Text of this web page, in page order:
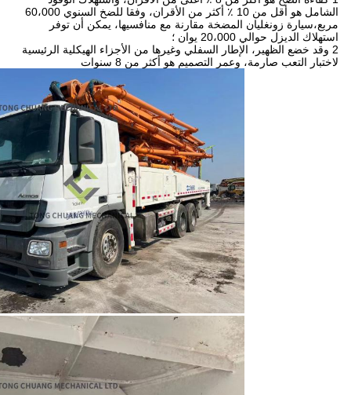
الشامل هو أقل من 10 ٪ أكثر من الأقران، وفقا للضخ السنوي 60،000
مربع،سيارة زونغليان المضخة مقارنة مع منافسيها، يمكن أن توفر
استهلاك الديزل حوالي 20،000 يوان ؛
2 وقد خضع الظهير، الإطار السفلي وغيرها من الأجزاء الهيكلية الرئيسية
لاختبار التعب صارمة، وعمر التصميم هو أكثر من 8 سنوات